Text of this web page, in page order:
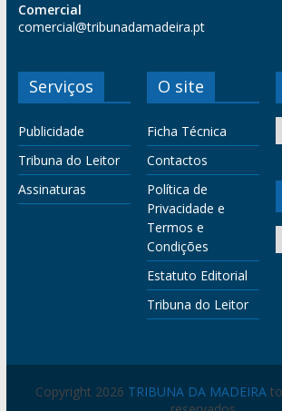
Comercial
comercial@tribunadamadeira.pt
Serviços
Publicidade
Tribuna do Leitor
Assinaturas
O site
Ficha Técnica
Contactos
Política de
Privacidade e
Termos e
Condições
Estatuto Editorial
Tribuna do Leitor
Copyright 2026 TRIBUNA DA MADEIRA